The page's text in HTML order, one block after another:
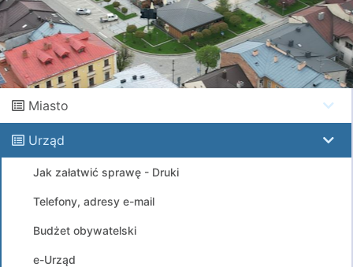
Miasto
Urząd
Jak załatwić sprawę - Druki
Telefony, adresy e-mail
Budżet obywatelski
e-Urząd